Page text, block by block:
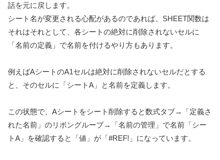
話を元に戻します。
シート名が変更される心配があるのであれば、SHEET関数は
それはそれとして、各シートの絶対に削除されないセルに
「名前の定義」で名前を付けるやり方もあります。
例えばAシートのA1セルは絶対に削除されないセルだとする
と、そのセルに「シートA」と名前を定義します。
この状態で、Aシートをシート削除すると数式タブ→「定義さ
れた名前」のリボングループ→「名前の管理」で名前「シー
トA」を確認すると「値」が「#REF!」になっています。